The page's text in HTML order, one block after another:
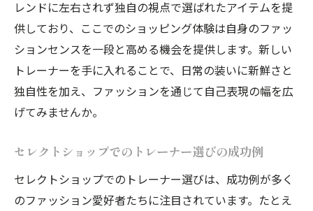
レンドに左右されず独自の視点で選ばれたアイテムを提
供しており、ここでのショッピング体験は自身のファッ
ションセンスを一段と高める機会を提供します。新しい
トレーナーを手に入れることで、日常の装いに新鮮さと
独自性を加え、ファッションを通じて自己表現の幅を広
げてみませんか。
セレクトショップでのトレーナー選びの成功例
セレクトショップでのトレーナー選びは、成功例が多く
のファッション愛好者たちに注目されています。たとえ